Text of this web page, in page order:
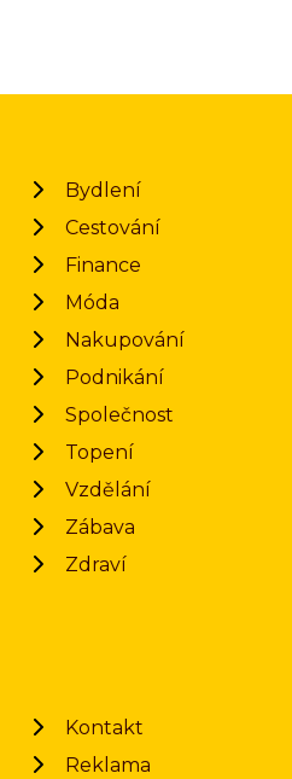
Bydlení
Cestování
Finance
Móda
Nakupování
Podnikání
Společnost
Topení
Vzdělání
Zábava
Zdraví
Kontakt
Reklama